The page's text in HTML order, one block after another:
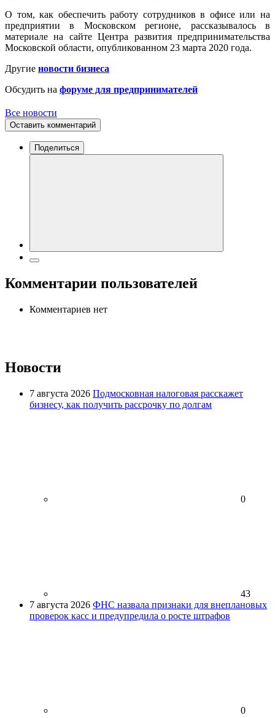
О том, как обеспечить работу сотрудников в офисе или на
предприятии в Московском регионе, рассказывалось в
материале на сайте Центра развития предпринимательства
Московской области, опубликованном 23 марта 2020 года.
Другие новости бизнеса
Обсудить на форуме для предпринимателей
Все новости
Оставить комментарий
Поделиться
Комментарии пользователей
Комментариев нет
Новости
7 августа 2026 Подмосковная налоговая расскажет
бизнесу, как получить рассрочку по долгам
0
43
7 августа 2026 ФНС назвала признаки для внеплановых
проверок касс и предупредила о росте штрафов
0